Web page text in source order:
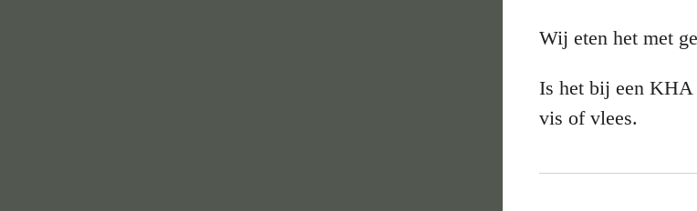
Wij eten het met
Is het bij een KHA
vis of vlees.